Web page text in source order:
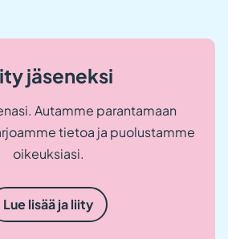
jäseneksi
Autamme parantamaan
tietoa ja puolustamme
oikeuksiasi.
Lue lisää ja liity